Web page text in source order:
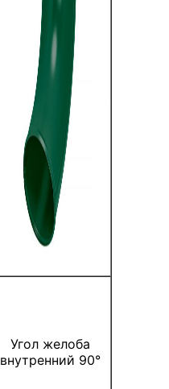
Угол желоба
внутренний 90°